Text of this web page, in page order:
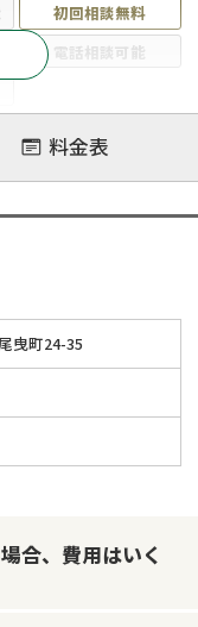
初回相談無料
電話相談可能
相続登記
相続税申告
料金表
曳町24-35
合、費用はいく